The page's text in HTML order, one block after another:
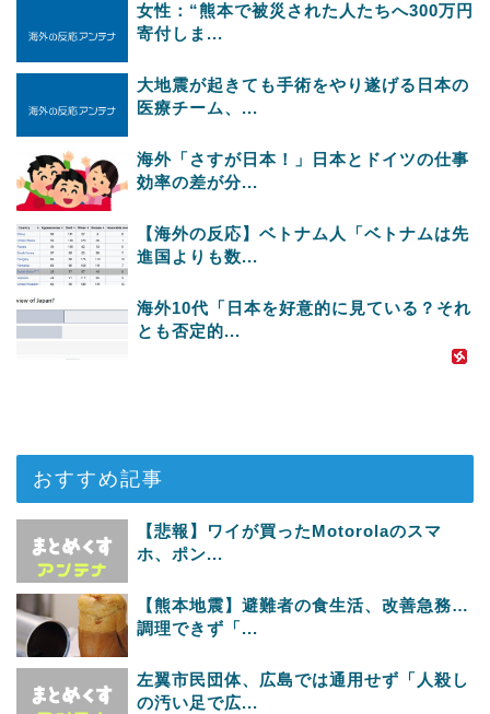
女性：“熊本で被災された人たちへ300万円
寄付しま...
大地震が起きても手術をやり遂げる日本の
医療チーム、...
海外「さすが日本！」日本とドイツの仕事
効率の差が分...
【海外の反応】ベトナム人「ベトナムは先
進国よりも数...
海外10代「日本を好意的に見ている？それ
とも否定的...
おすすめ記事
【悲報】ワイが買ったMotorolaのスマ
ホ、ポン...
【熊本地震】避難者の食生活、改善急務…
調理できず「...
左翼市民団体、広島では通用せず「人殺し
の汚い足で広...